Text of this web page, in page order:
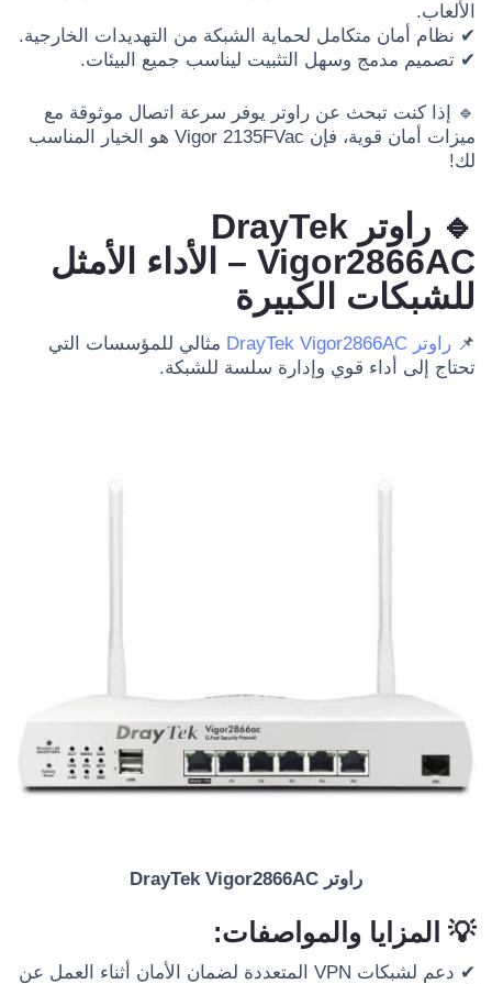
الألعاب.
✔ نظام أمان متكامل لحماية الشبكة من التهديدات الخارجية.
✔ تصميم مدمج وسهل التثبيت ليناسب جميع البيئات.
🔹 إذا كنت تبحث عن راوتر يوفر سرعة اتصال موثوقة مع
ميزات أمان قوية، فإن Vigor 2135FVac هو الخيار المناسب
لك!
🔹 راوتر DrayTek
Vigor2866AC – الأداء الأمثل
للشبكات الكبيرة
📌 راوتر DrayTek Vigor2866AC
مثالي للمؤسسات التي
تحتاج إلى أداء قوي وإدارة سلسة للشبكة.
راوتر DrayTek Vigor2866AC
💡 المزايا والمواصفات:
✔ دعم لشبكات VPN المتعددة لضمان الأمان أثناء العمل عن